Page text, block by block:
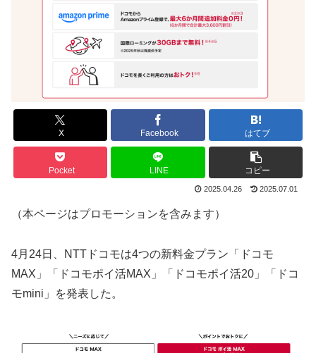
X Facebook はてブ
Pocket LINE コピー
2025.04.26 2025.07.01
（本ページはプロモーションを含みます）
4月24日、NTTドコモは4つの新料金プラン「ドコモ
MAX」「ドコモポイ活MAX」「ドコモポイ活20」「ドコ
モmini」を発表した。